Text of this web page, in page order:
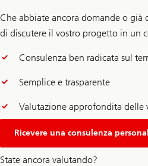
Che abbiate ancora domande o già
di discutere il vostro progetto in un
Consulenza ben radicata sul
Semplice e trasparente
Valutazione approfondita delle
Ricevere una consulenza
State ancora valutando?